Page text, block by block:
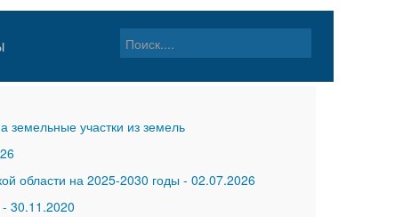
участки из земель
области на 2025-2030 годы - 02.07.2026
- 30.11.2020